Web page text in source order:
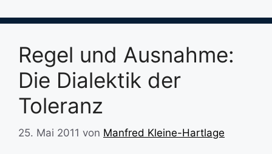
Regel und Ausnahme:
Die Dialektik der
Toleranz
25. Mai 2011 von Manfred Kleine-Hartlage